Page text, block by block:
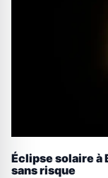
Éclipse solaire à
sans risque